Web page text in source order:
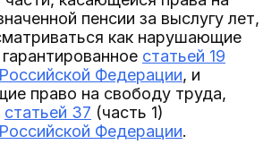
пенсии за выслугу лет,
как нарушающие
статьей 19
Федерации, и
право на свободу труда,
статьей 37 (часть 1)
Федерации.